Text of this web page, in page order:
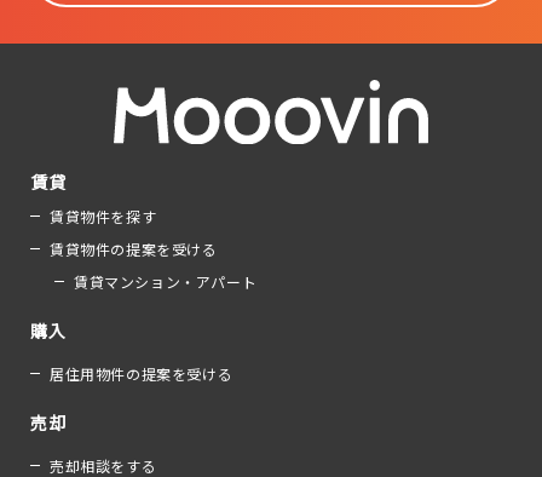
賃貸
賃貸物件を探す
賃貸物件の提案を受ける
賃貸マンション・アパート
購入
居住用物件の提案を受ける
売却
売却相談をする